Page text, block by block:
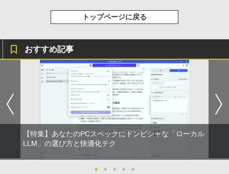
【2026年アップグレード版】AOKIMI ワイヤ
レスイヤホン bluetooth イヤホン V12 小型
るーとゅーす コードレス ENCノイズキャン
学/WEB会議(ホワイト)
￥1,964
Xiaomi シャオミ REDMI Buds 8 Lite ワイヤ
レスイヤホン Bluetooth 5.4 ノイズキャンセ
リング ANC 36時間再生
￥2,980
On My Road (Stadium ver.)
BUGS LIFE
￥250
by Amazon 炭酸水 ラベルレス 500ml ×24本
art Basic)
￥1,625
コカ・コーラ やかんの麦茶 from 爽健美茶 ラ
ベルレス 650mlPET×24本
￥2,009
HUNTER×HUNTER モノクロ版 39 (ジャンプ
コミックスDIGITAL)
￥572
スーパーの裏でヤニ吸うふたり 9巻 (デジタル
版ビッグガンガンコミックス)
￥810
トップページに戻る
おすすめ記事
【特集】あなたのPCスペックにドンピシャな「ローカル
LLM」の選び方と快適化テク
● ● ● ● ●